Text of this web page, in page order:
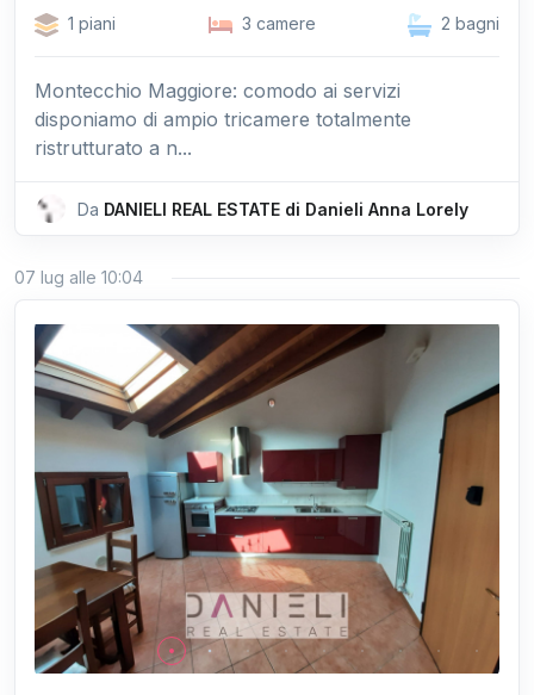
1 piani 3 camere 2 bagni
Montecchio Maggiore: comodo ai servizi
disponiamo di ampio tricamere totalmente
ristrutturato a n...
Da DANIELI REAL ESTATE di Danieli Anna Lorely
07 lug alle 10:04